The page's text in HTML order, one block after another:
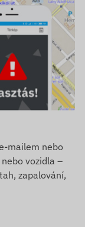
sítím
pro
sítí
mailem nebo
vozidla –
zapalování,